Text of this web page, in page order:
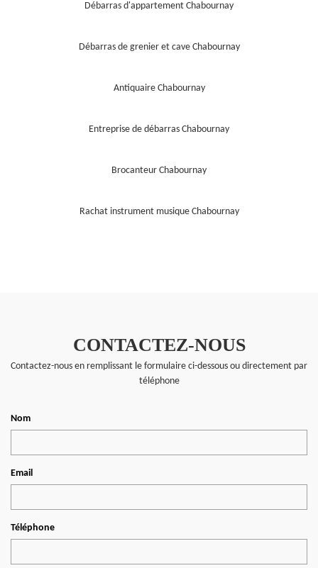
Débarras d'appartement Chabournay
Débarras de grenier et cave Chabournay
Antiquaire Chabournay
Entreprise de débarras Chabournay
Brocanteur Chabournay
Rachat instrument musique Chabournay
CONTACTEZ-NOUS
Contactez-nous en remplissant le formulaire ci-dessous ou directement par
téléphone
Nom
Email
Téléphone